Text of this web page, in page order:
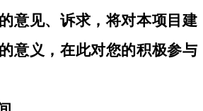
意见、诉求，将对本项目建
意义，在此对您的积极参与